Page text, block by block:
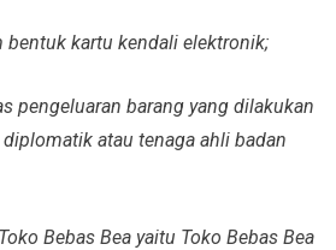
bentuk kartu kendali elektronik;
pengeluaran barang yang dilakukan
atau tenaga ahli badan
Bebas Bea yaitu Toko Bebas Bea